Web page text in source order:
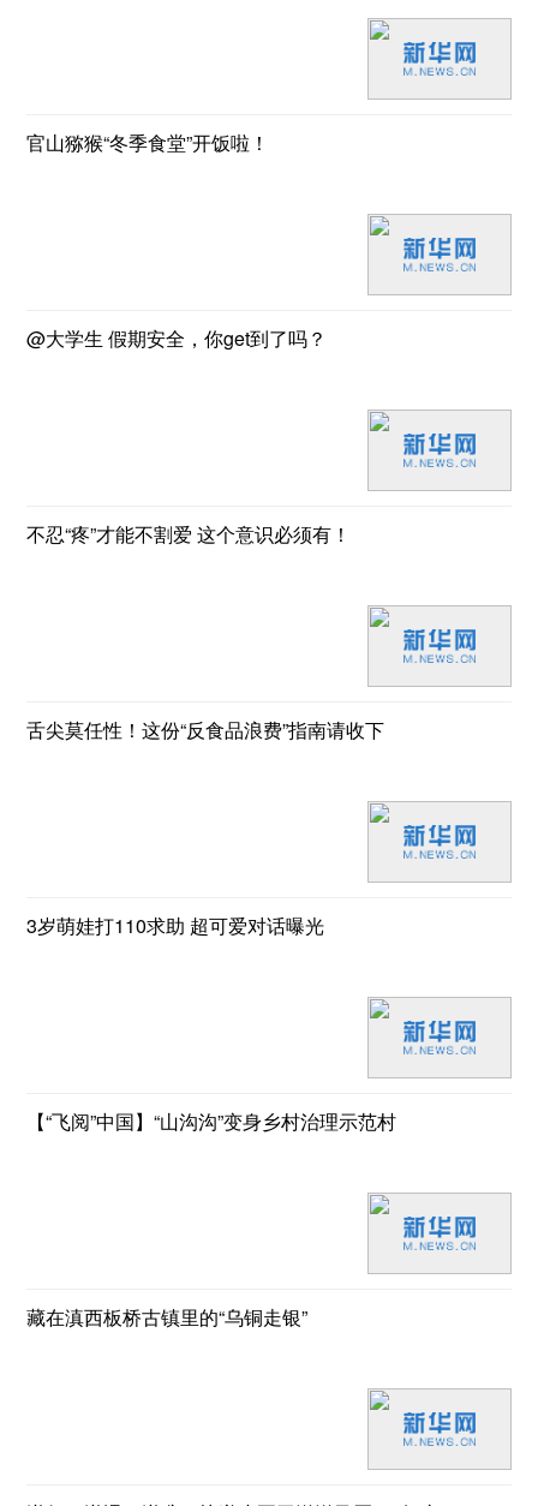
官山猕猴“冬季食堂”开饭啦！
@大学生 假期安全，你get到了吗？
不忍“疼”才能不割爱 这个意识必须有！
舌尖莫任性！这份“反食品浪费”指南请收下
3岁萌娃打110求助 超可爱对话曝光
【“飞阅”中国】“山沟沟”变身乡村治理示范村
藏在滇西板桥古镇里的“乌铜走银”